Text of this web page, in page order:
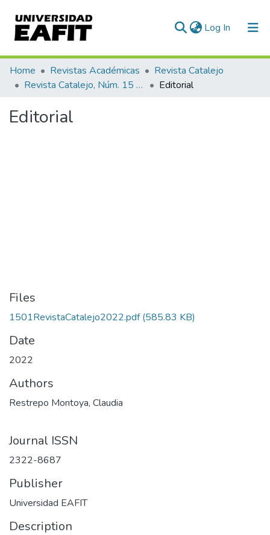
Log In (current)
Statistics
Home Revistas Académicas
Revista Catalejo
Revista Catalejo, Núm. 15 (2022)
Editorial
Editorial
Files
1501RevistaCatalejo2022.pdf(585.83 KB)
Date
2022
Authors
Restrepo Montoya, Claudia
Journal ISSN
2322-8687
Publisher
Universidad EAFIT
Description